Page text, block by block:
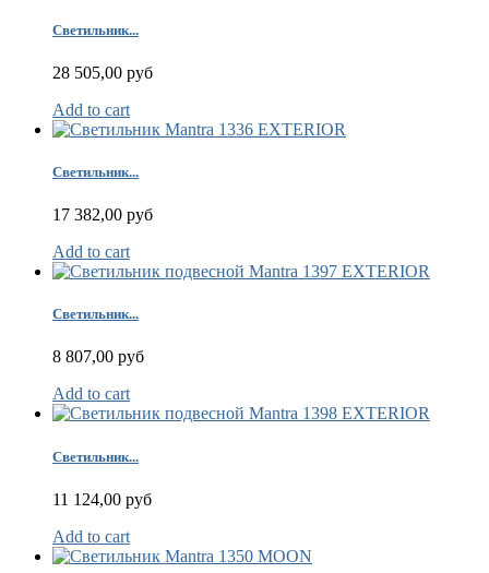
Светильник...
28 505,00 руб
Add to cart
Светильник...
17 382,00 руб
Add to cart
Светильник...
8 807,00 руб
Add to cart
Светильник...
11 124,00 руб
Add to cart